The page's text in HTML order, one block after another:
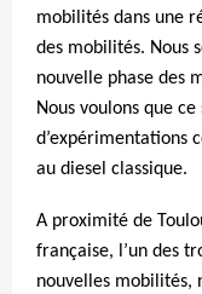
mobilités dans une
des mobilités. Nous
nouvelle phase des
Nous voulons que
d’expérimentations
au diesel classique.
A proximité de
française, l’un des
nouvelles mobilités,